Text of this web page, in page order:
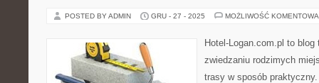
POSTED BY ADMIN GRU - 27 - 2025 MOŻLIWOŚĆ
Hotel-Logan.com.pl to
zwiedzaniu rodzimych
trasy w sposób